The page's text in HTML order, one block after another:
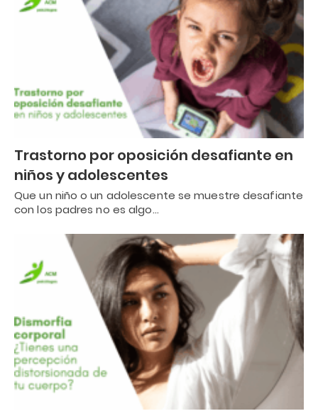
Trastorno por oposición desafiante en
niños y adolescentes
Que un niño o un adolescente se muestre desafiante
con los padres no es algo…